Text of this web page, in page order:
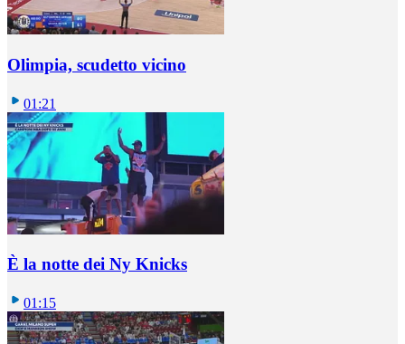
Olimpia, scudetto vicino
01:21
È la notte dei Ny Knicks
01:15